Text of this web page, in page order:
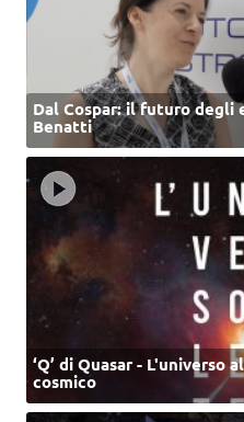
Dal Cospar: il futuro degli
Benatti
‘Q’ di Quasar -
cosmico